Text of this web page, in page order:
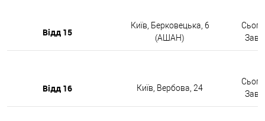
Відд 15
Київ, Берковецька, 6
(АШАН)
Відд 16 Київ, Вербова, 24